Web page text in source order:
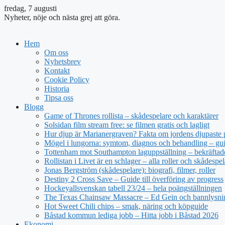
fredag, 7 augusti
Nyheter, nöje och nästa grej att göra.
Hem
Om oss
Nyhetsbrev
Kontakt
Cookie Policy
Historia
Tipsa oss
Blogg
Game of Thrones rollista – skådespelare och karaktärer
Solsidan film stream free: se filmen gratis och lagligt
Hur djup är Marianergraven? Fakta om jordens djupaste
Mögel i lungorna: symtom, diagnos och behandling –
Tottenham mot Southampton laguppställning –
Rollistan i Livet är en schlager – alla roller och
Jonas Bergström (skådespelare): biografi, filmer, roller
Destiny 2 Cross Save – Guide till överföring av progress
Hockeyallsvenskan tabell 23/24 – hela poängställningen
The Texas Chainsaw Massacre – Ed Gein och
Hot Sweet Chili chips – smak, näring och köpguide
Båstad kommun lediga jobb – Hitta jobb i Båstad 2026